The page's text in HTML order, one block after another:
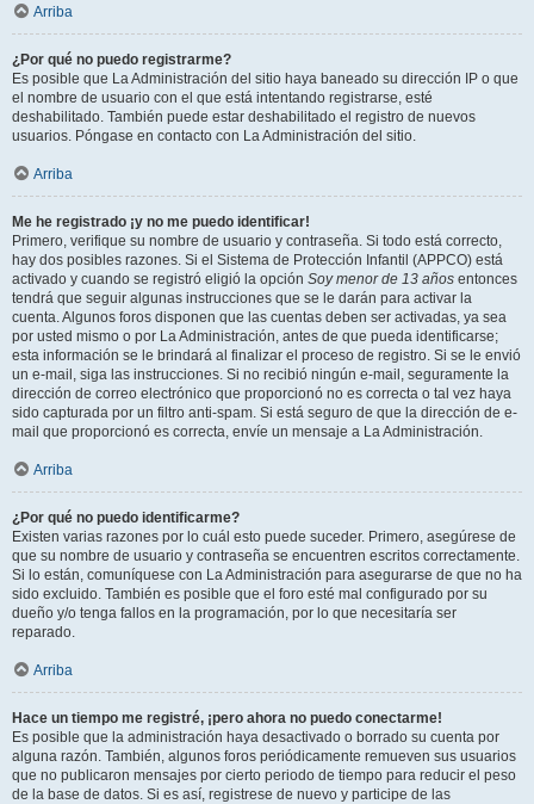
Arriba
¿Por qué no puedo registrarme?
Es posible que La Administración del sitio haya baneado su dirección IP o que
el nombre de usuario con el que está intentando registrarse, esté
deshabilitado. También puede estar deshabilitado el registro de nuevos
usuarios. Póngase en contacto con La Administración del sitio.
Arriba
Me he registrado ¡y no me puedo identificar!
Primero, verifique su nombre de usuario y contraseña. Si todo está correcto,
hay dos posibles razones. Si el Sistema de Protección Infantil (APPCO) está
activado y cuando se registró eligió la opción Soy menor de 13 años entonces
tendrá que seguir algunas instrucciones que se le darán para activar la
cuenta. Algunos foros disponen que las cuentas deben ser activadas, ya sea
por usted mismo o por La Administración, antes de que pueda identificarse;
esta información se le brindará al finalizar el proceso de registro. Si se le envió
un e-mail, siga las instrucciones. Si no recibió ningún e-mail, seguramente la
dirección de correo electrónico que proporcionó no es correcta o tal vez haya
sido capturada por un filtro anti-spam. Si está seguro de que la dirección de e-
mail que proporcionó es correcta, envíe un mensaje a La Administración.
Arriba
¿Por qué no puedo identificarme?
Existen varias razones por lo cuál esto puede suceder. Primero, asegúrese de
que su nombre de usuario y contraseña se encuentren escritos correctamente.
Si lo están, comuníquese con La Administración para asegurarse de que no ha
sido excluido. También es posible que el foro esté mal configurado por su
dueño y/o tenga fallos en la programación, por lo que necesitaría ser
reparado.
Arriba
Hace un tiempo me registré, ¡pero ahora no puedo conectarme!
Es posible que la administración haya desactivado o borrado su cuenta por
alguna razón. También, algunos foros periódicamente remueven sus usuarios
que no publicaron mensajes por cierto periodo de tiempo para reducir el peso
de la base de datos. Si es así, registrese de nuevo y participe de las